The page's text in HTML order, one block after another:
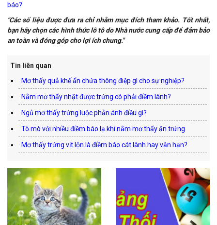
báo?
"Các số liệu được đưa ra chỉ nhằm mục đích tham khảo. Tốt nhất,
bạn hãy chọn các hình thức lô tô do Nhà nước cung cấp để đảm bảo
an toàn và đóng góp cho lợi ích chung."
Tin liên quan
Mơ thấy quả khế ẩn chứa thông điệp gì cho sự nghiệp?
Nằm mơ thấy nhặt được trứng có phải điềm lành?
Ngủ mơ thấy trứng luộc phản ánh điều gì?
Tò mò với nhiều điềm báo lạ khi nằm mơ thấy ăn trứng
Mơ thấy trứng vịt lộn là điềm báo cát lành hay vận hạn?